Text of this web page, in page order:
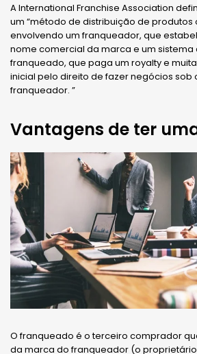
A International Franchise Association
um “método de distribuição de produtos
envolvendo um franqueador, que
nome comercial da marca e um sistema
franqueado, que paga um royalty e
inicial pelo direito de fazer negócios sob
franqueador. ”
Vantagens de ter
O franqueado é o terceiro comprador
da marca do franqueador (o